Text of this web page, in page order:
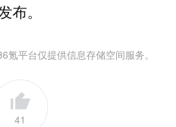
布。
平台仅提供信息存储空间服务。
41